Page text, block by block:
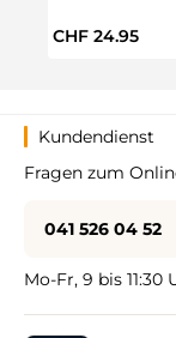
Regulärer Preis:
CHF 24.95
Kundendienst
Fragen zum
041 526 04 52
Mo-Fr, 9 bis 11:30